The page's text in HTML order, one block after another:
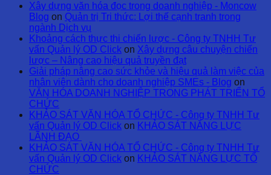
Xây dựng văn hóa đọc trong doanh nghiệp - Moncow
Blog on Quản trị Tri thức: Lợi thế cạnh tranh trong
ngành Dịch vụ
Khoảng cách thực thi chiến lược - Công ty TNHH Tư
vấn Quản lý OD Click on Xây dựng câu chuyện chiến
lược – Nâng cao hiệu quả truyền đạt
Giải pháp nâng cao sức khỏe và hiệu quả làm việc của
nhân viên dành cho doanh nghiệp SMEs - Blog on
VĂN HÓA DOANH NGHIỆP TRONG PHÁT TRIỂN TỔ
CHỨC
KHẢO SÁT VĂN HÓA TỔ CHỨC - Công ty TNHH Tư
vấn Quản lý OD Click on KHẢO SÁT NĂNG LỰC
LÃNH ĐẠO
KHẢO SÁT VĂN HÓA TỔ CHỨC - Công ty TNHH Tư
vấn Quản lý OD Click on KHẢO SÁT NĂNG LỰC TỔ
CHỨC